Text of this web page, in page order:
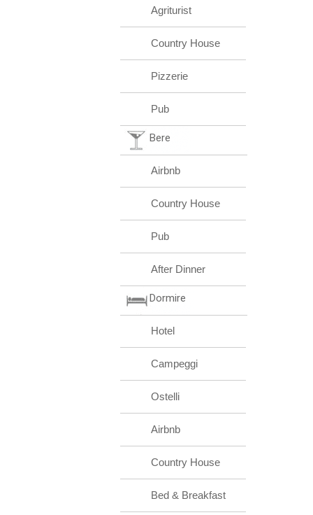
Agriturist
Country House
Pizzerie
Pub
Bere
Airbnb
Country House
Pub
After Dinner
Dormire
Hotel
Campeggi
Ostelli
Airbnb
Country House
Bed & Breakfast